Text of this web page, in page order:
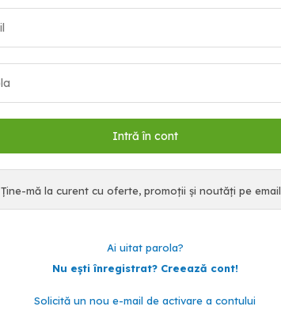
Ține-mă la curent cu oferte, promoții și noutăți pe email
Ai uitat parola?
Nu ești înregistrat? Creează cont!
Solicită un nou e-mail de activare a contului